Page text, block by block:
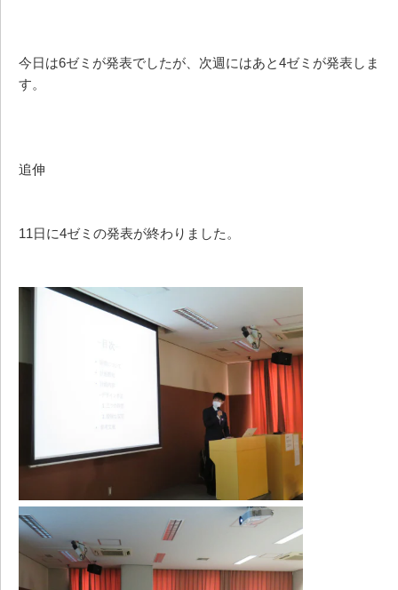
今日は6ゼミが発表でしたが、次週にはあと4ゼミが発表しま
す。
追伸
11日に4ゼミの発表が終わりました。